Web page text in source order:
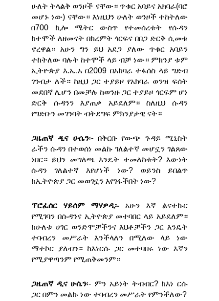
ሁለት ትላልቅ ወንዞች ናቸው። ጥቁር አባይና አክባራ(ባሮ
መሆኑ ነው) ናቸው። እነዚህን ሁለት ወንዞች ተከትለው
በ700 ኪሎ ሜትር ውስጥ የተመሰረቱት የሱዳን
ከተሞች ለዘመናት በክረምት ጎርፍና በበጋ ድርቅ ሲመቱ
ኖረዋል። አሁን ግን ይህ አደጋ ያለው ጥቁር አባይን
ተከትለው ባሉት ከተሞች ላይ ብቻ ነው። ምክንያ ቱም
ኢትዮጵያ እ.ኤ.አ በ2009 በአክባራ ተፋሰስ ላይ ግድብ
ገንብታ ለች። ከዚህ ጋር ተያይዞ የአክባራ ወንዝ ፍሰት
መደበኛ ሊሆን በመቻሉ ከወንዙ ጋር ተያይዞ ጎርፍም ሆነ
ድርቅ ሱዳንን እያጠቃ አይደለም። ስለዚህ ሱዳን
የግድቡን መገንባት ብትደግፍ ምክንያታዊ ናት።
ጋዜጠኛ ዲና ሁሴን፡- በቅርቡ የውጭ ጉዳይ ሚኒስት
ራችን ሱዳን በተወሰነ መልኩ ገለልተኛ መሆኗን ገልጸው
ነበር። ይህን መግለጫ እንዴት ተመለከቱት? እውነት
ሱዳን ገለልተኛ እየሆነች ነው? ወይንስ ይበልጥ
ከኢትዮጵያ ጋር መወገኗን እየገፋችበት ነው?
ፕሮፈሰር ሃይሰም ማሃዎዲ፡-አሁን እኛ ልናተኩር
የሚገባን በሱዳንና ኢትዮጵያ መተባበር ላይ አይደለም።
ከሁለቱ ሀገር ወንድሞቻችንና እህቶቻችን ጋር እንዴት
ተባብረን መሥራት እንችላለን በሚለው ላይ ነው
ማተኮር ያለብን። ከእነርሱ ጋር መተባበሩ ነው እኛን
የሚያዋጣንም የሚጠቅመንም።
ጋዜጠኛ ዲና ሁሴን፡- ምን አይነት ትብብር? ከእነ ርሱ
ጋር በምን መልኩ ነው ተባብረን መሥራት የምንችለው?